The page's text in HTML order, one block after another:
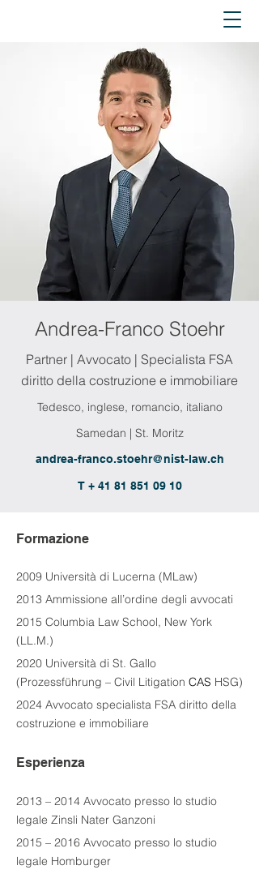
Andrea-Franco Stoehr
Partner | Avvocato | Specialista FSA
diritto della costruzione e immobiliare
Tedesco, inglese, romancio, italiano
Samedan | St. Moritz
andrea-franco.stoehr@nist-law.ch
T + 41 81 851 09 10
Formazione
2009 Università di Lucerna (MLaw)
2013 Ammissione all’ordine degli avvocati
2015 Columbia Law School, New York
(LL.M.)
2020 Università di St. Gallo
(Prozessführung – Civil Litigation CAS HSG)
2024 Avvocato specialista FSA diritto della
costruzione e immobiliare
Esperienza
2013 – 2014 Avvocato presso lo studio
legale Zinsli Nater Ganzoni
2015 – 2016 Avvocato presso lo studio
legale Homburger